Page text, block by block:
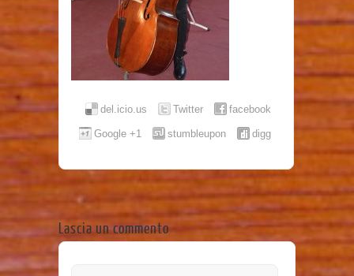
facebook
Twitter
del.icio.us
digg
stumbleupon
Google +1
Lascia un commento